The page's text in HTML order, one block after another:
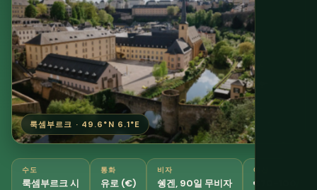
룩셈부르크 · 49.6°N 6.1°E
수도
룩셈부르크 시
통화
유로 (€)
비자
쉥겐, 90일 무비자
예산
€70-100/일